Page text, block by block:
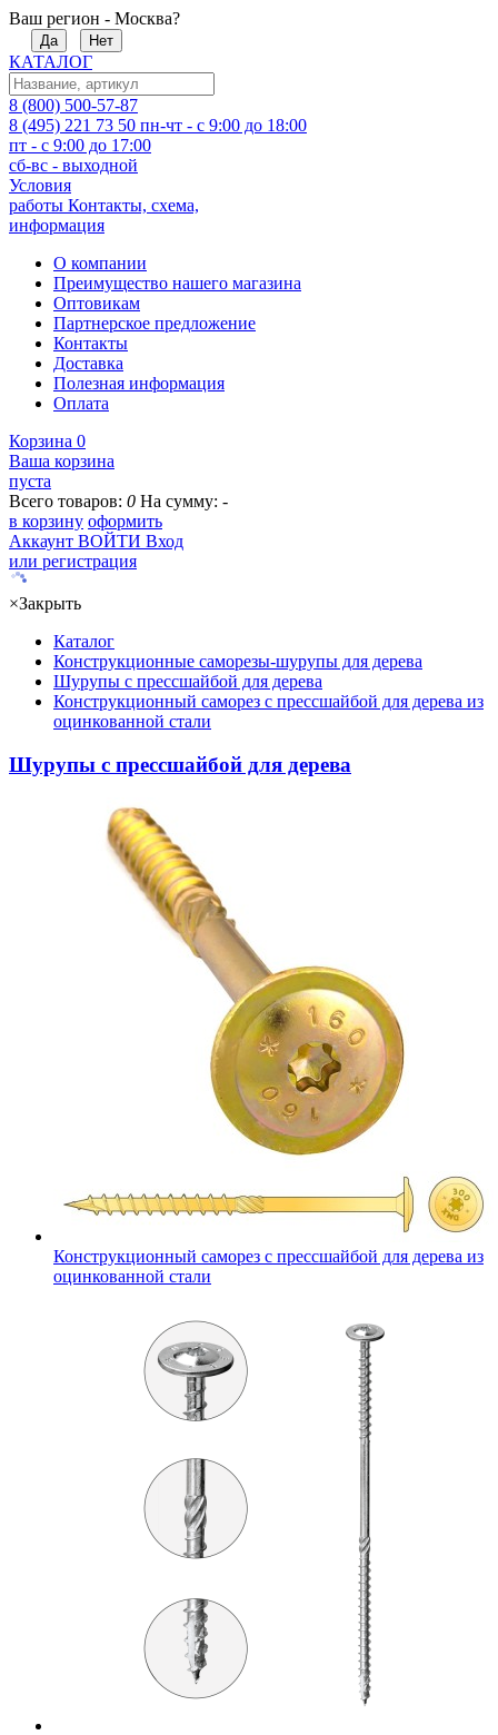
Ваш регион - Москва?
Да Нет
КАТАЛОГ
8 (800) 500-57-87
8 (495) 221 73 50 пн-чт - с 9:00 до 18:00
пт - с 9:00 до 17:00
сб-вс - выходной
Условия
работы Контакты, схема,
информация
О компании
Преимущество нашего магазина
Оптовикам
Партнерское предложение
Контакты
Доставка
Полезная информация
Оплата
Корзина 0
Ваша корзина
пуста
Всего товаров: 0 На сумму: -
в корзину оформить
Аккаунт ВОЙТИ Вход
или регистрация
×Закрыть
Каталог
Конструкционные саморезы-шурупы для дерева
Шурупы с прессшайбой для дерева
Конструкционный саморез с прессшайбой для дерева из
оцинкованной стали
Шурупы с прессшайбой для дерева
Конструкционный саморез с прессшайбой для дерева из
оцинкованной стали